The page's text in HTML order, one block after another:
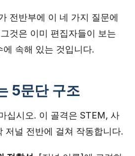
전반부에 이 네 가지 질문에
것은 이미 편집자들이 보는
속해 있는 것입니다.
5문단 구조
십시오. 이 골격은 STEM, 사
저널 전반에 걸쳐 작동합니다.